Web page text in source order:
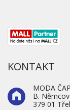
KONTAKT
MODA
B.
379 01